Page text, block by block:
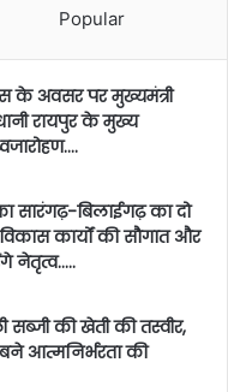
Popular
के अवसर पर मुख्यमंत्री
रायपुर के मुख्य
सारंगढ़-बिलाईगढ़ का दो
कार्यों की सौगात और
नेतृत्व…..
सब्जी की खेती की तस्वीर,
आत्मनिर्भरता की